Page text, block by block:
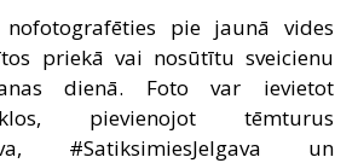
nofotografēties pie jaunā vides
priekā vai nosūtītu sveicienu
dienā. Foto var ievietot
pievienojot tēmturus
#SatiksimiesJelgava un